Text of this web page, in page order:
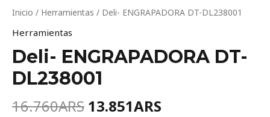
Inicio / Herramientas / Deli- ENGRAPADORA DT-DL238001
Herramientas
Deli- ENGRAPADORA DT-
DL238001
16.760ARS 13.851ARS